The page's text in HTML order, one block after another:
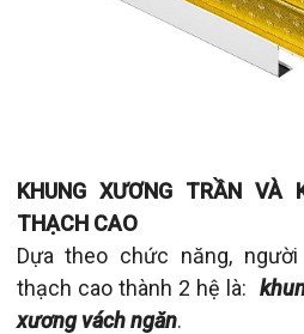
KHUNG XƯƠNG TRẦN VÀ
THẠCH CAO
Dựa theo chức năng,
thạch cao thành 2 hệ là:
xương vách ngăn.